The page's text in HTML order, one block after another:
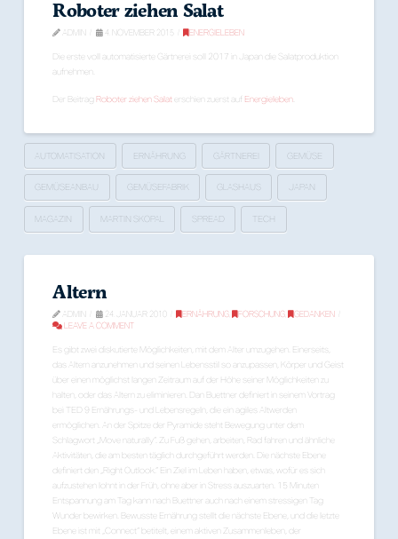
Roboter ziehen Salat
ADMIN 4. NOVEMBER 2015 ENERGIELEBEN
Die erste voll automatisierte Gärtnerei soll 2017 in Japan die Salatproduktion
aufnehmen.
Der BeitragRoboter ziehen Salaterschien zuerst auf Energieleben
AUTOMATISATION ERNÄHRUNG GÄRTNEREI GEMÜSE
GEMÜSEANBAU GEMÜSEFABRIK GLASHAUS JAPAN
MAGAZIN MARTIN SKOPAL SPREAD TECH
Altern
ADMIN 24. JANUAR 2010 ERNÄHRUNG , FORSCHUNG ,
GEDANKEN
LEAVE A COMMENT
Es gibt zwei diskutierte Möglichkeiten, mit dem Alter umzugehen. Einerseits,
das Altern anzunehmen und seinen Lebensstil so anzupassen, Körper und Geist
über einen möglichst langen Zeitraum auf der Höhe seiner Möglichkeiten zu
halten, oder das Altern zu eliminieren. Dan Buettner definiert in seinem Vortrag
bei TED 9 Ernährungs- und Lebensregeln, die ein agiles Altwerden
ermöglichen. An der Spitze der Pyramide steht Bewegung unter dem
Schlagwort „Move naturally“. Zu Fuß gehen, arbeiten, Rad fahren und ähnliche
Aktivitäten, die am besten täglich durchgeführt werden. Die nächste Ebene
definiert den „Right Outlook.“ Ein Ziel im Leben haben, etwas, wofür es sich
aufzustehen lohnt in der Früh, ohne aber in Stress auszuarten. 15 Minuten
Entspannung am Tag kann nach Buettner auch nach einem stressigen Tag
Wunder bewirken. Bewusste Ernährung stellt die nächste Ebene, und die letzte
Ebene ist mit „Connect“ betitelt, einem aktiven Zusammenleben, der